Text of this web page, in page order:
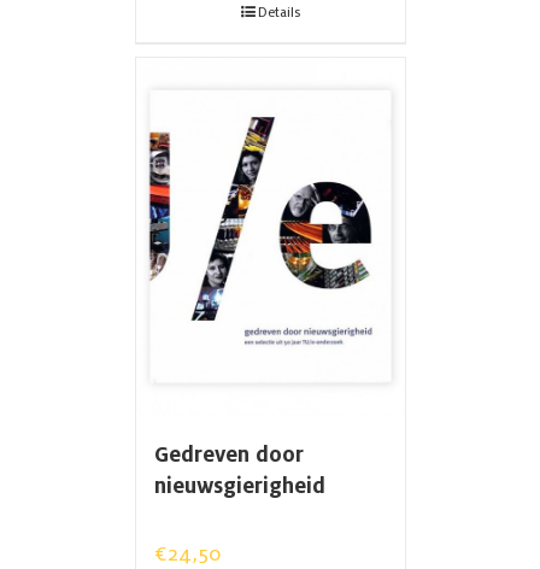
Details
Gedreven door
nieuwsgierigheid
€24,50